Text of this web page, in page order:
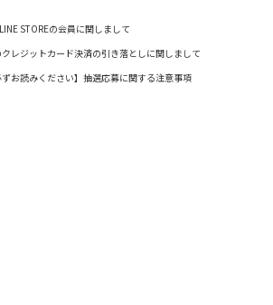
STOREの会員に関しまして
レジットカード決済の引き落としに関しまして
お読みください】抽選応募に関する注意事項